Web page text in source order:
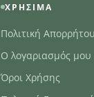
ΧΡΉΣΙΜΑ
Πολιτική Απορρήτου
Ο λογαριασμός μου
Όροι Χρήσης